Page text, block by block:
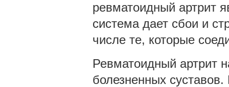
ревматоидный артрит
система дает сбои и
числе те, которые
Ревматоидный артрит
болезненных